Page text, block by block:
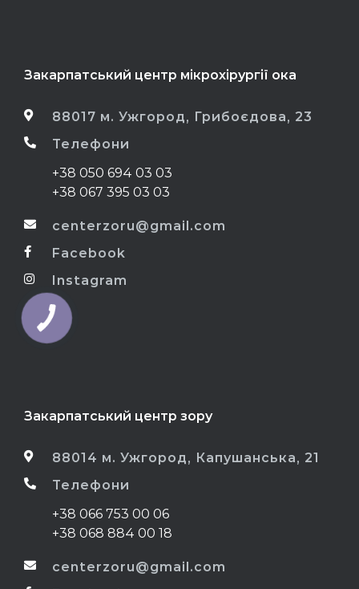
Закарпатський центр мікрохірургії ока
88017 м. Ужгород, Грибоєдова, 23
Телефони
+38 050 694 03 03
+38 067 395 03 03
centerzoru@gmail.com
Facebook
Instagram
Закарпатський центр зору
88014 м. Ужгород, Капушанська, 21
Телефони
+38 066 753 00 06
+38 068 884 00 18
centerzoru@gmail.com